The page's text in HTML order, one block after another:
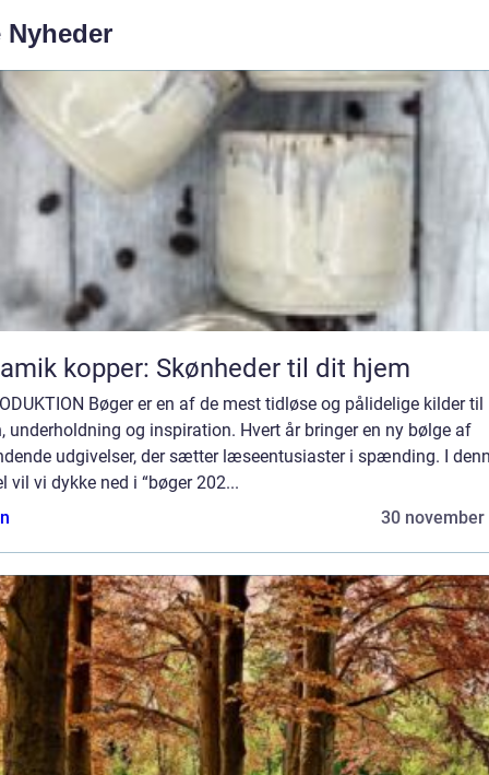
Nyheder
kopper: Skønheder til dit hjem
Bøger er en af de mest tidløse og pålidelige kilder til
underholdning og inspiration. Hvert år bringer en ny bølge af
udgivelser, der sætter læseentusiaster i spænding. I
vil vi dykke ned i “bøger 202...
30 november